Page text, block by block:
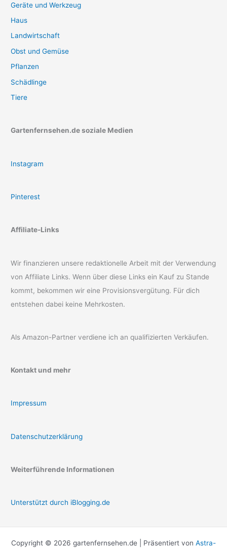
Geräte und Werkzeug
Haus
Landwirtschaft
Obst und Gemüse
Pflanzen
Schädlinge
Tiere
Gartenfernsehen.de soziale Medien
Instagram
Pinterest
Affiliate-Links
Wir finanzieren unsere redaktionelle Arbeit mit der Verwendung
von Affiliate Links. Wenn über diese Links ein Kauf zu Stande
kommt, bekommen wir eine Provisionsvergütung. Für dich
entstehen dabei keine Mehrkosten.
Als Amazon-Partner verdiene ich an qualifizierten Verkäufen.
Kontakt und mehr
Impressum
Datenschutzerklärung
Weiterführende Informationen
Unterstützt durch iBlogging.de
Copyright © 2026 gartenfernsehen.de | Präsentiert von Astra-